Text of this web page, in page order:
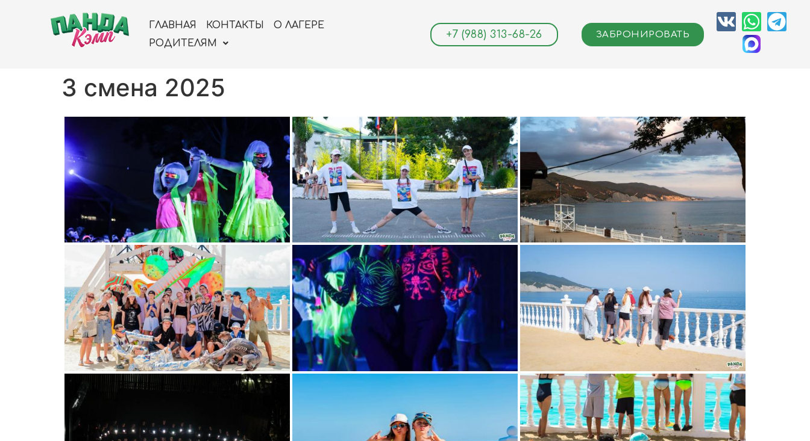
ГЛАВНАЯ КОНТАКТЫ
О ЛАГЕРЕ
РОДИТЕЛЯМ
+7 (988) 313-68-26 ЗАБРОНИРОВАТЬ
3 смена 2025